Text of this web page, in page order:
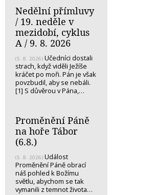
Nedělní přímluvy
/ 19. neděle v
mezidobí, cyklus
A / 9. 8. 2026
(5. 8. 2026) Učedníci dostali
strach, když viděli Ježíše
kráčet po moři. Pán je však
povzbudil, aby se nebáli.
[1] S důvěrou v Pána,…
Proměnění Páně
na hoře Tábor
(6.8.)
(5. 8. 2026) Událost
Proměnění Páně obrací
náš pohled k Božímu
světlu, abychom se tak
vymanili z temnot života…